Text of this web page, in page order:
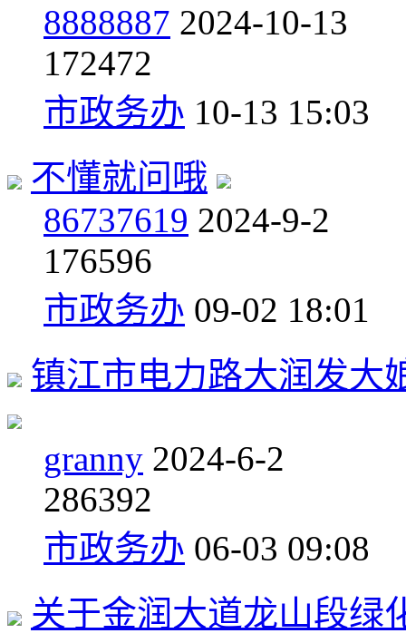
8888887 2024-10-13
172472
市政务办 10-13 15:03
不懂就问哦
86737619 2024-9-2
176596
市政务办 09-02 18:01
镇江市电力路大润发大
granny 2024-6-2
286392
市政务办 06-03 09:08
关于金润大道龙山段绿